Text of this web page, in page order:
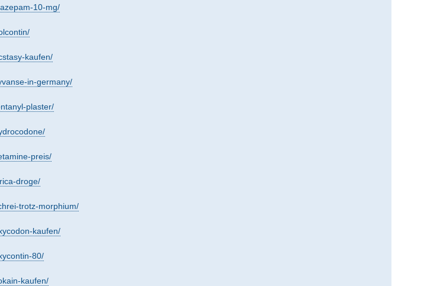
10-mg/
kaufen/
in-germany/
plaster/
preis/
droge/
trotz-morphium/
kaufen/
80/
kaufen/